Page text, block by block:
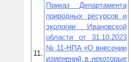
11.
Приказ Департамента
природных ресурсов и
экологии Ивановской
области от 31.10.2023
№ 11-НПА «О внесении
изменений в некоторые